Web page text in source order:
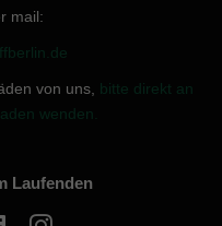
mail:
von uns, bitte direkt an
wenden.
Laufenden